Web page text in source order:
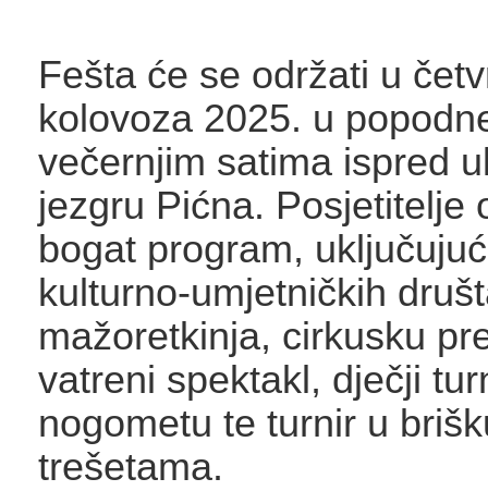
Fešta će se održati u
kolovoza 2025. u
večernjim satima ispred
jezgru Pićna. Posjetitelje
bogat program,
kulturno-umjetničkih
mažoretkinja, cirkusku
vatreni spektakl, dječji
nogometu te turnir u
trešetama.